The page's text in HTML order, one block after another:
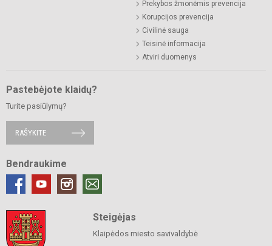
Prekybos žmonėmis prevencija
Korupcijos prevencija
Civilinė sauga
Teisinė informacija
Atviri duomenys
Pastebėjote klaidų?
Turite pasiūlymų?
RAŠYKITE
Bendraukime
Steigėjas
Klaipėdos miesto savivaldybė